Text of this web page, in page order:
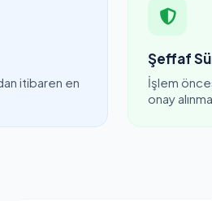
itibaren en
Şeffaf
İşlem
onay